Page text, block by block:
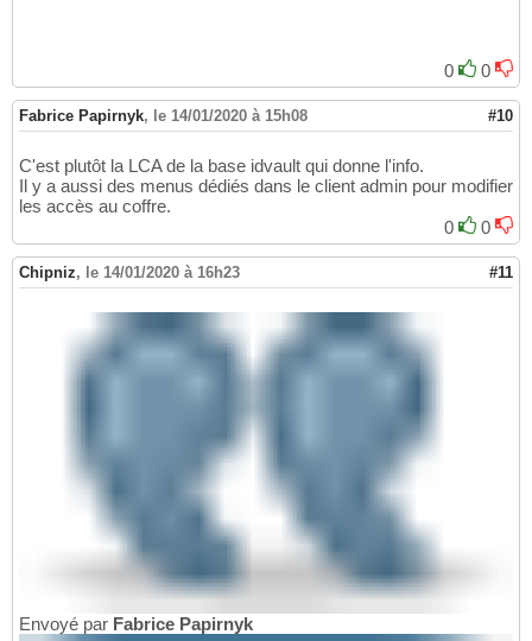
0 0
Fabrice Papirnyk, le 14/01/2020 à 15h08 #10
C'est plutôt la LCA de la base idvault qui donne l'info.
Il y a aussi des menus dédiés dans le client admin pour modifier
les accès au coffre.
0
0
Chipniz, le 14/01/2020 à 16h23 #11
Envoyé par Fabrice Papirnyk